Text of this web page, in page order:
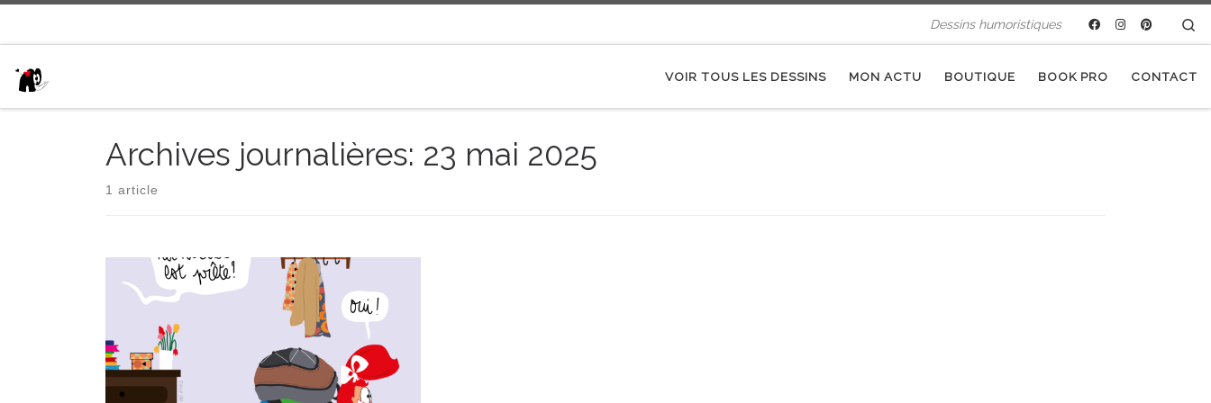
Dessins humoristiques
VOIR TOUS LES DESSINS MON ACTU BOUTIQUE BOOK PRO CONTACT
Archives journalières: 23 mai 2025
1 article